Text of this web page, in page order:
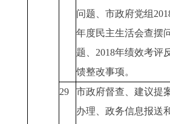
问题、市政府党组
年度民主生活会查摆
题、2018年绩效考评
馈整改事项。
29
市政府督查、建议提
办理、政务信息报送